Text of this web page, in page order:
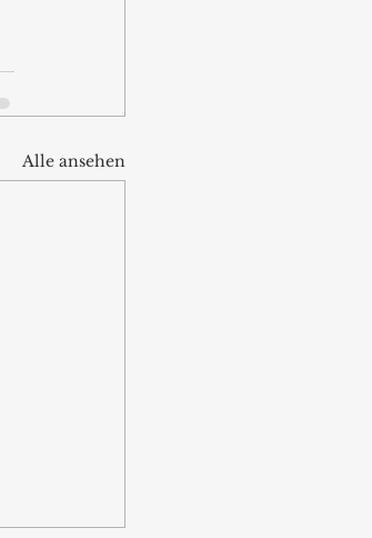
Alle ansehen